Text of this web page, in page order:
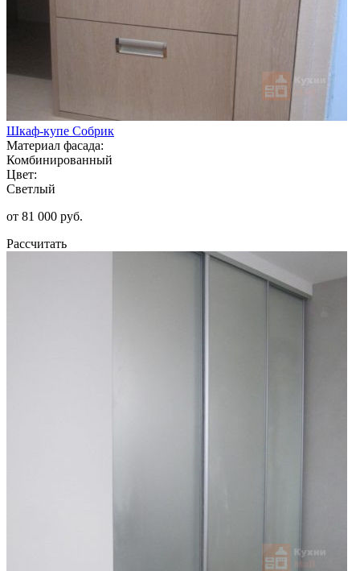
Шкаф-купе Собрик
Материал фасада:
Комбинированный
Цвет:
Светлый
от 81 000 руб.
Рассчитать